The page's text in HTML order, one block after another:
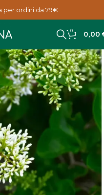
per ordini da 79€
0 0,00